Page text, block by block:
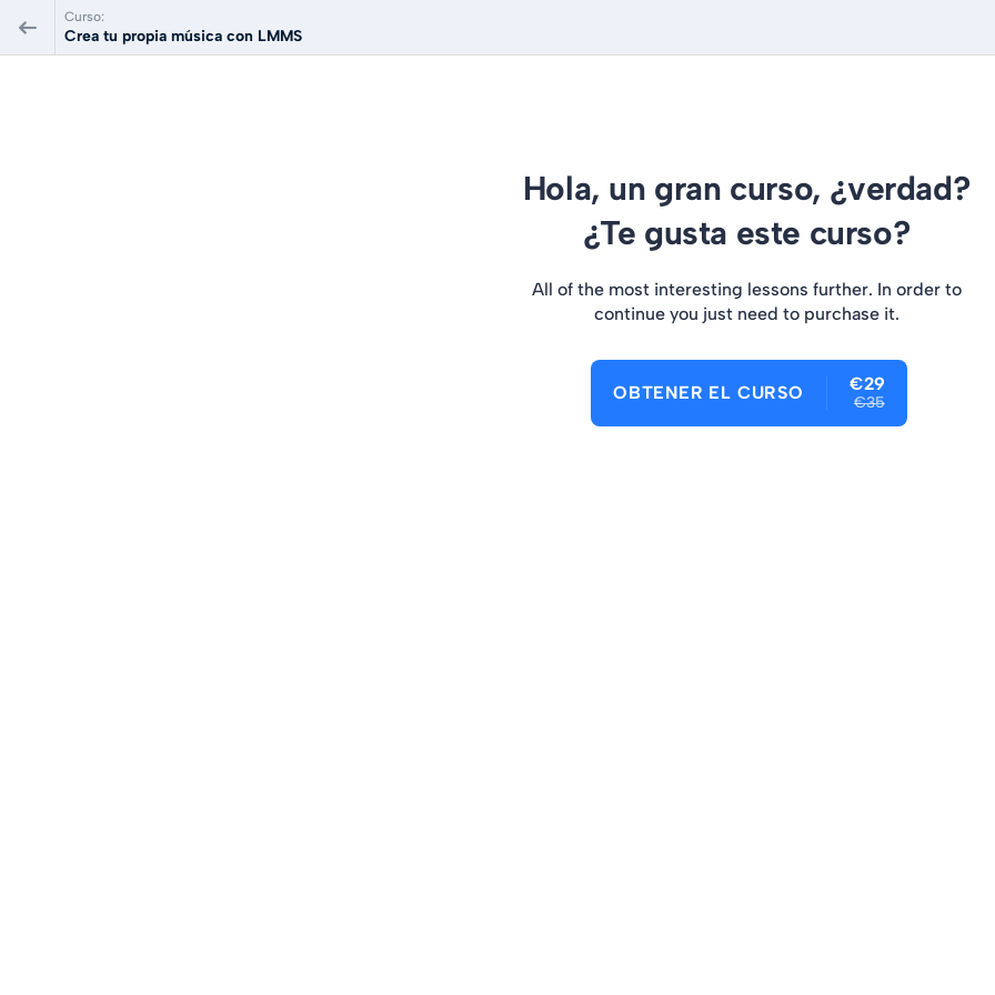
Curso:
Crea tu propia música con LMMS
Hola, un gran curso, ¿verdad?
¿Te gusta este curso?
All of the most interesting lessons further. In order to
continue you just need to purchase it.
OBTENER EL CURSO €29
€35